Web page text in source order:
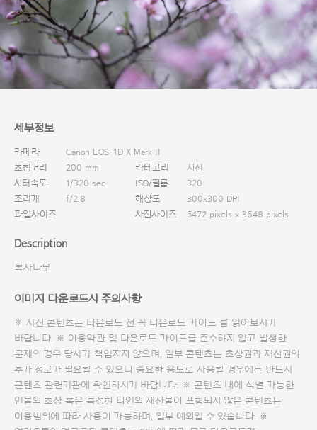
세부정보
카메라
Canon EOS-1D X Mark II
초첨거리
200 mm 카테고리
시선
셔터속도
1/320 sec ISO/필름
320
조리개
f/2.8 해상도
300x300 DPI
파일사이즈
사진사이즈 5472 pixels x 3648 pixels
Description
복사나무
이미지 다운로드시 주의사항
※ 사진 콘텐츠는 다운로드 전 꼭 다운로드 가이드 를 읽어보시기
바랍니다. ※ 이용약관 및 다운로드 가이드를 준수하지 않고 발생한
문제의 경우 당사가 책임지지 않으며, 일부 콘텐츠는 초상권과 재산권의
추가 정보가 필요할 수 있으니 중요한 용도로 사용할 경우에는 반드시
콘텐츠 관련기관에 확인하시기 바랍니다. ※ 콘텐츠 내에 식별 가능한
인물의 초상 혹은 특정한 타인의 재산물이 포함되지 않은 콘텐츠는
이용범위에 따라 사용이 가능하며, 일부 예외일 수 있습니다. ※